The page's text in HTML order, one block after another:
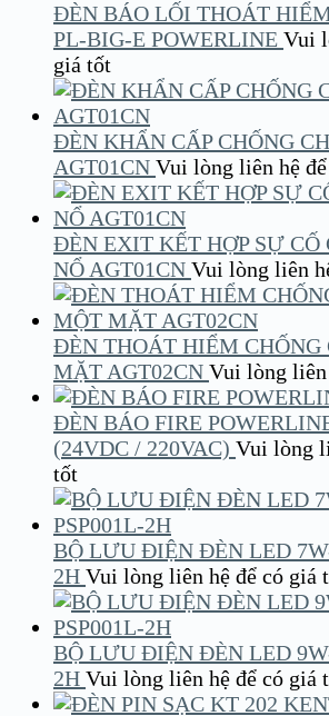
ĐÈN BÁO LỐI THOÁT
PL-BIG-E POWERLINE Vui
giá tốt
ĐÈN KHẨN CẤP CHỐNG
AGT01CN Vui lòng liên hệ
ĐÈN EXIT KẾT HỢP SỰ CỐ
NỔ AGT01CN Vui lòng liên
ĐÈN THOÁT HIỂM CHỐNG
MẶT AGT02CN Vui lòng liên
ĐÈN BÁO FIRE
(24VDC / 220VAC) Vui lòng
tốt
BỘ LƯU ĐIỆN ĐÈN LED
2H Vui lòng liên hệ để có giá
BỘ LƯU ĐIỆN ĐÈN LED
2H Vui lòng liên hệ để có giá